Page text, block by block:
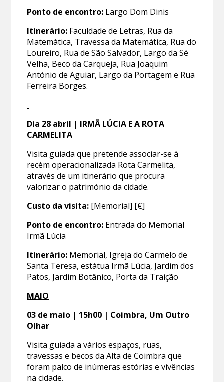
Ponto de encontro: Largo Dom Dinis
Itinerário: Faculdade de Letras, Rua da
Matemática, Travessa da Matemática, Rua do
Loureiro, Rua de São Salvador, Largo da Sé
Velha, Beco da Carqueja, Rua Joaquim
António de Aguiar, Largo da Portagem e Rua
Ferreira Borges.
Dia 28 abril | IRMÃ LÚCIA E A ROTA
CARMELITA
Visita guiada que pretende associar-se à
recém operacionalizada Rota Carmelita,
através de um itinerário que procura
valorizar o património da cidade.
Custo da visita: [Memorial] [€]
Ponto de encontro: Entrada do Memorial
Irmã Lúcia
Itinerário: Memorial, Igreja do Carmelo de
Santa Teresa, estátua Irmã Lúcia, Jardim dos
Patos, Jardim Botânico, Porta da Traição
MAIO
03 de maio | 15h00 | Coimbra, Um Outro
Olhar
Visita guiada a vários espaços, ruas,
travessas e becos da Alta de Coimbra que
foram palco de inúmeras estórias e vivências
na cidade.